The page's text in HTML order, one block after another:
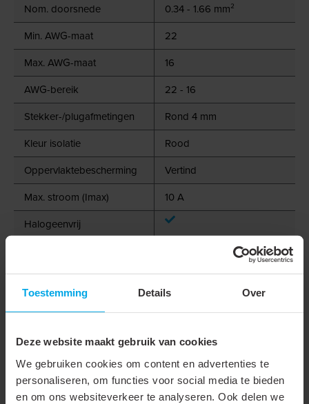
Toestemming Details Over
Deze website maakt gebruik van cookies
We gebruiken cookies om content en advertenties te
personaliseren, om functies voor social media te bieden
en om ons websiteverkeer te analyseren. Ook delen we
Nom. doorsnede
0.34 - 1.66 mm²
Min. AWG-maat
22
Max. AWG-maat
16
AWG-bereik
22 - 16
Stekker-/plugafmetingen
Rond 4 mm
Kleur isolatie
Rood
Oppervlaktebescherming
Vertind
Max. stroom (Imax)
10 A
Halogeenvrij
Transparant
Diameter (D)
4 mm
Trilling vast / met extra